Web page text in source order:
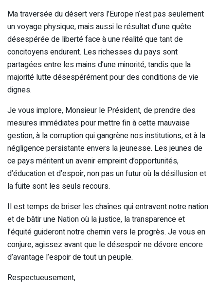
Ma traversée du désert vers l’Europe n’est pas seulement
un voyage physique, mais aussi le résultat d’une quête
désespérée de liberté face à une réalité que tant de
concitoyens endurent. Les richesses du pays sont
partagées entre les mains d’une minorité, tandis que la
majorité lutte désespérément pour des conditions de vie
dignes.
Je vous implore, Monsieur le Président, de prendre des
mesures immédiates pour mettre fin à cette mauvaise
gestion, à la corruption qui gangrène nos institutions, et à la
négligence persistante envers la jeunesse. Les jeunes de
ce pays méritent un avenir empreint d’opportunités,
d’éducation et d’espoir, non pas un futur où la désillusion et
la fuite sont les seuls recours.
Il est temps de briser les chaînes qui entravent notre nation
et de bâtir une Nation où la justice, la transparence et
l’équité guideront notre chemin vers le progrès. Je vous en
conjure, agissez avant que le désespoir ne dévore encore
d’avantage l’espoir de tout un peuple.
Respectueusement,